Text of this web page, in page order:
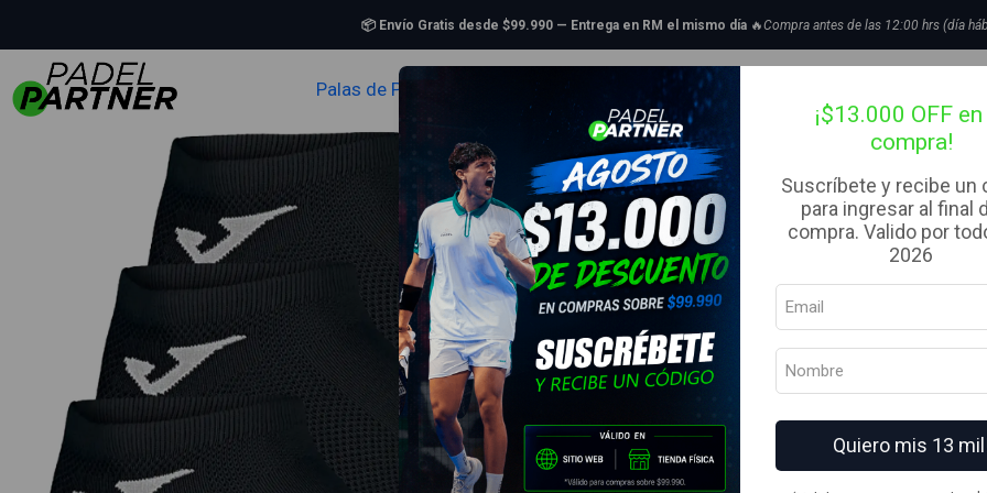
¡$13.000 OFF
compra!
Suscríbete y recibe un
para ingresar al final
compra. Valido por
2026
Quiero mis 13
Palas de Padel Zapatillas de Padel Bolsos Complementos
📦 Envío Gratis desde $99.990 — Entrega en RM el mismo día 🔥Compra antes de las 12:00 hrs (día
Inicio Ropa Calcetines Joma Caletines Invisible Negros
Joma
TALLA
35-38 39 - 42 43-46
MARCA
COLOR
Agregar a la lista de